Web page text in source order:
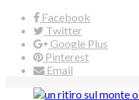
Facebook
Twitter
Google Plus
Pinterest
Email